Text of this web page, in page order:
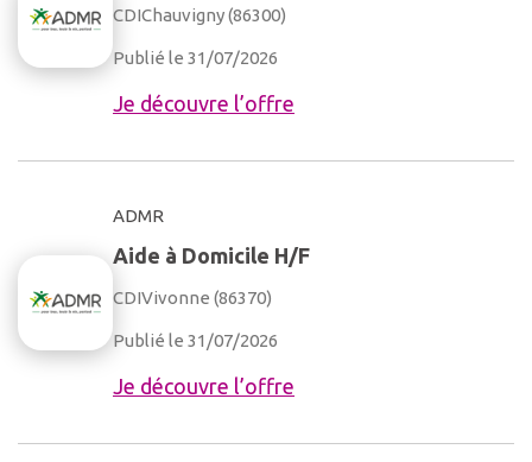
CDIChauvigny (86300)
Publié le 31/07/2026
Je découvre l’offre
ADMR
Aide à Domicile H/F
CDIVivonne (86370)
Publié le 31/07/2026
Je découvre l’offre